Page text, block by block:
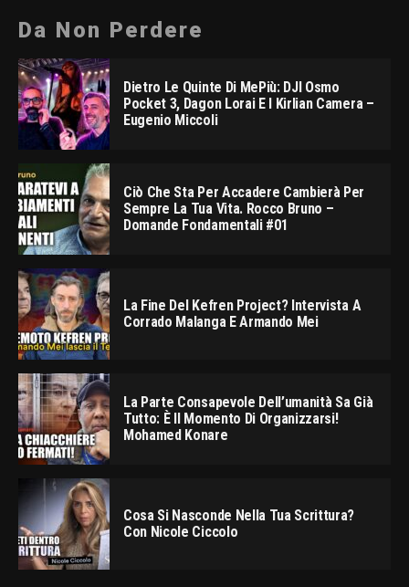
Da Non Perdere
Dietro Le Quinte Di MePiù: DJI Osmo
Pocket 3, Dagon Lorai E I Kirlian Camera –
Eugenio Miccoli
Ciò Che Sta Per Accadere Cambierà Per
Sempre La Tua Vita. Rocco Bruno –
Domande Fondamentali #01
La Fine Del Kefren Project? Intervista A
Corrado Malanga E Armando Mei
La Parte Consapevole Dell’umanità Sa Già
Tutto: È Il Momento Di Organizzarsi!
Mohamed Konare
Cosa Si Nasconde Nella Tua Scrittura?
Con Nicole Ciccolo